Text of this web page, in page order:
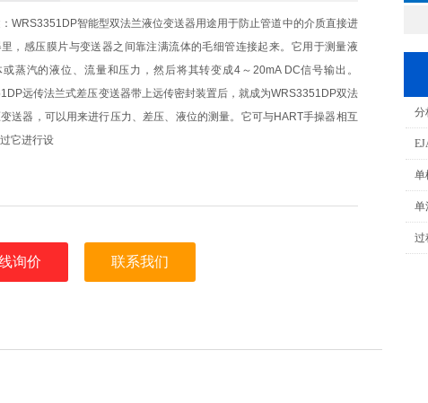
分
过
WRS3351DP智能型双法兰液位变送器用途用于防止管道中的介质直接进
里，感压膜片与变送器之间靠注满流体的毛细管连接起来。它用于测量液
蒸汽的液位、流量和压力，然后将其转变成4～20mA DC信号输出。
远传法兰式差压变送器带上远传密封装置后，就成为WRS3351DP双法
送器，可以用来进行压力、差压、液位的测量。它可与HART手操器相互
它进行设
询价 联系我们